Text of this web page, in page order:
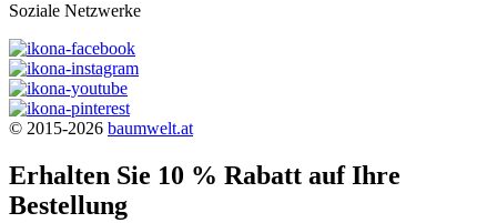
Soziale Netzwerke
© 2015-2026 baumwelt.at
Erhalten Sie 10 % Rabatt auf Ihre
Bestellung